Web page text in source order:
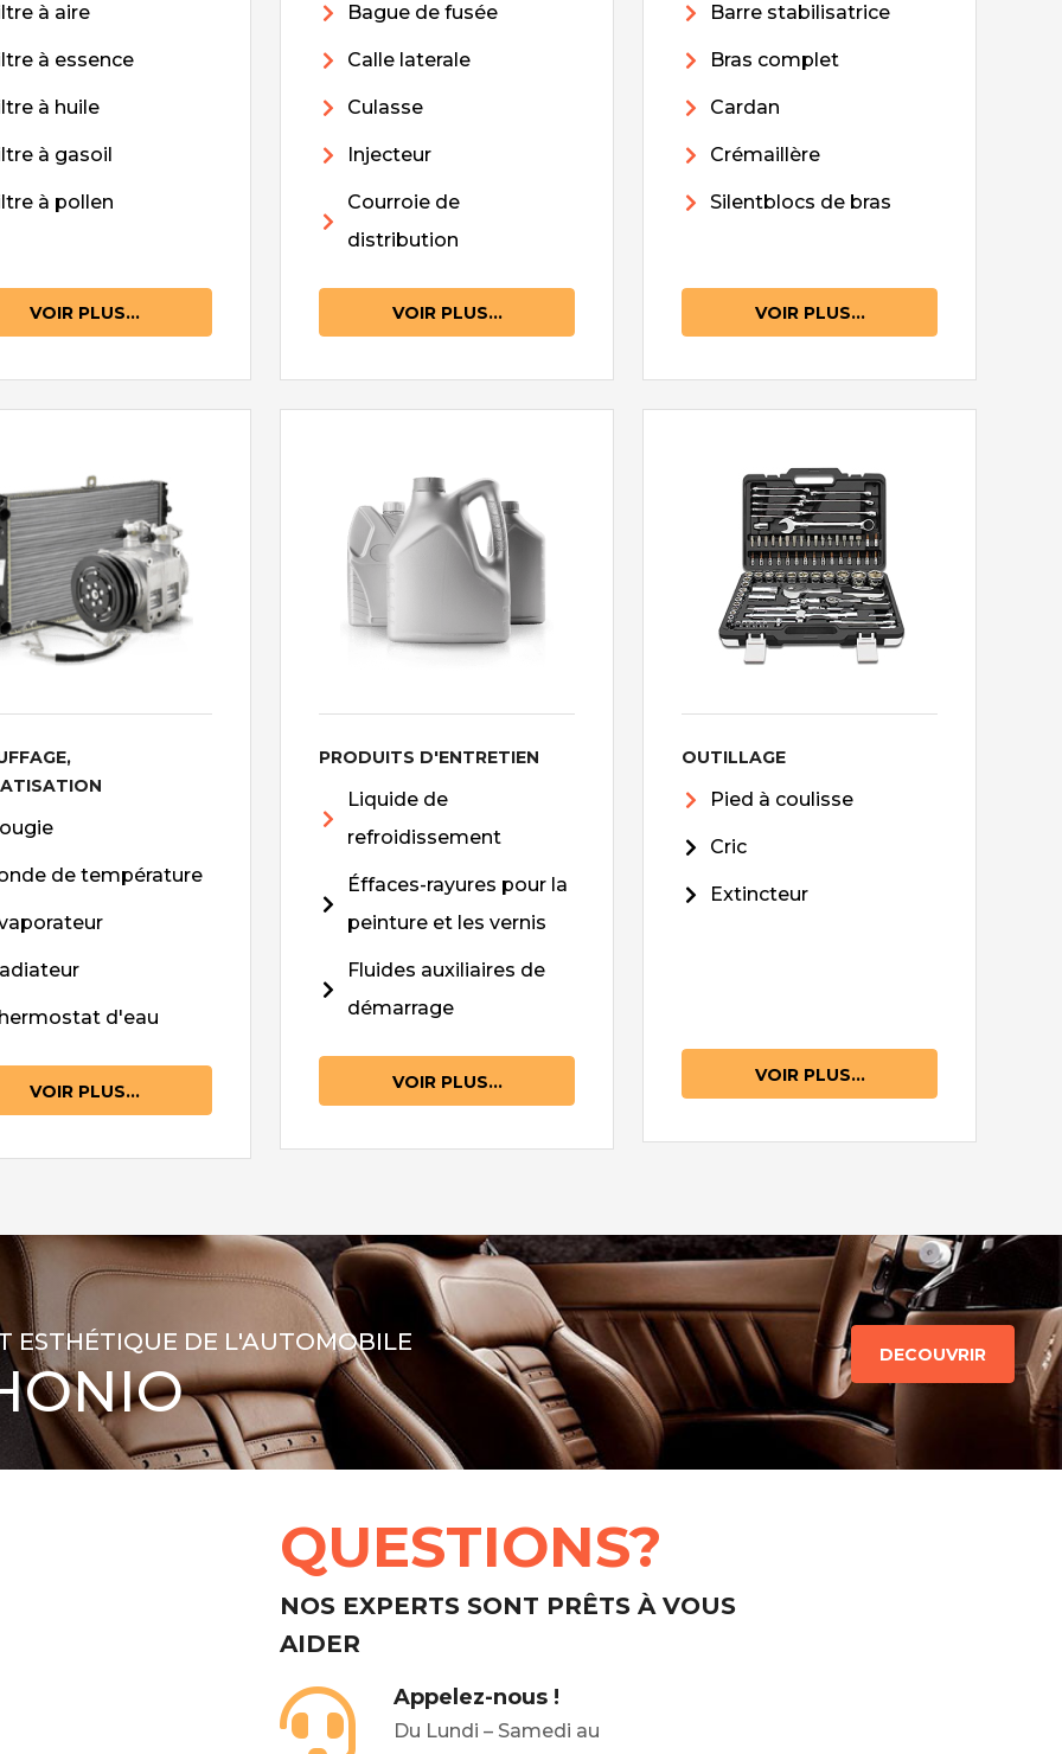
à aire
à essence
à huile
à gasoil
à pollen
VOIR PLUS...
Bague de fusée
Calle laterale
Culasse
Injecteur
Courroie de
distribution
VOIR PLUS...
Barre stabilisatrice
Bras complet
Cardan
Crémaillère
Silentblocs de bras
VOIR PLUS...
de température
d'eau
VOIR PLUS...
PRODUITS D'ENTRETIEN
Liquide de
refroidissement
Éffaces-rayures pour la
peinture et les vernis
Fluides auxiliaires de
démarrage
VOIR PLUS...
OUTILLAGE
Pied à coulisse
Cric
Extincteur
VOIR PLUS...
ESTHÉTIQUE DE L'AUTOMOBILE DECOUVRIR
QUESTIONS?
NOS EXPERTS SONT PRÊTS À VOUS
AIDER
Appelez-nous !
Du Lundi – Samedi au